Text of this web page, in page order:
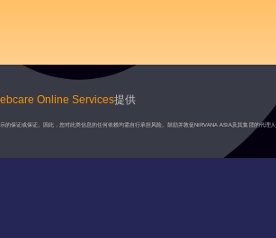
Online Services提供
保证或保证。因此，您对此类信息的任何依赖均需自行承担风险。鼓励并敦促NIRVANA ASIA及其集团的代理